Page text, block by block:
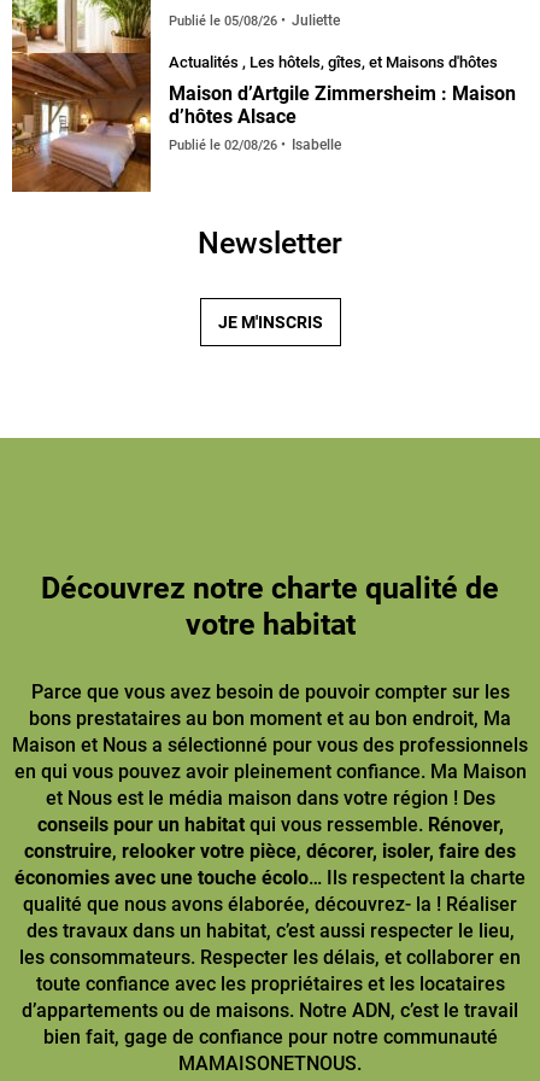
Publié le 05/08/26 Juliette
Actualités , Les hôtels, gîtes, et Maisons d'hôtes
Maison d’Artgile Zimmersheim : Maison
d’hôtes Alsace
Publié le 02/08/26 Isabelle
Newsletter
JE M'INSCRIS
Découvrez notre charte qualité de
votre habitat
Parce que vous avez besoin de pouvoir compter sur les
bons prestataires au bon moment et au bon endroit, Ma
Maison et Nous a sélectionné pour vous des professionnels
en qui vous pouvez avoir pleinement confiance. Ma Maison
et Nous est le média maison dans votre région ! Des
conseils pour un habitatqui vous ressemble. Rénover,
construire, relooker votre pièce, décorer, isoler, faire des
économies avec une touche écolo… Ils respectent la charte
qualité que nous avons élaborée, découvrez- la ! Réaliser
des travaux dans un habitat, c’est aussi respecter le lieu,
les consommateurs. Respecter les délais, et collaborer en
toute confiance avec les propriétaires et les locataires
d’appartements ou de maisons. Notre ADN, c’est le travail
bien fait, gage de confiance pour notre communauté
MAMAISONETNOUS.